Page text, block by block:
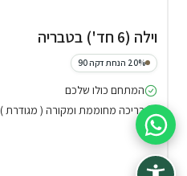
וילה (6 חד') בטבריה
20% הנחת דקה 90
המתחם כולו שלכם
בריכה מחוממת ומקורה ( מגודרת )
סיוע בהזמנה